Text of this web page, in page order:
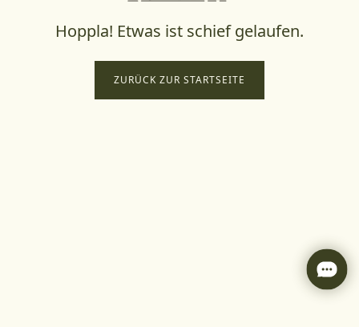
Hoppla! Etwas ist schief gelaufen.
ZURÜCK ZUR STARTSEITE